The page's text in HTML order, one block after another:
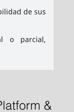
de sus
o parcial,